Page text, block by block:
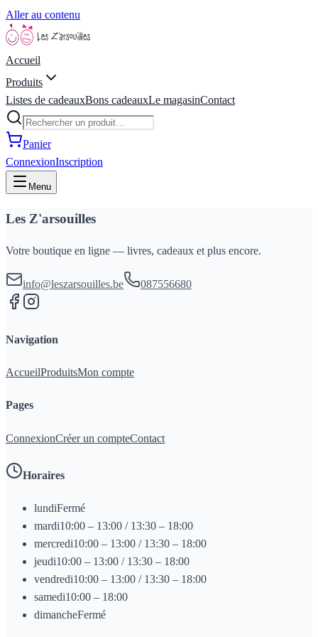
Aller au contenu
Accueil
Produits
Listes de cadeauxBons cadeauxLe magasinContact
Panier
ConnexionInscription
Menu
Les Z'arsouilles
Votre boutique en ligne — livres, cadeaux et plus encore.
info@leszarsouilles.be 087556680
Navigation
AccueilProduitsMon compte
Pages
ConnexionCréer un compteContact
Horaires
lundiFermé
mardi10:00 – 13:00 / 13:30 – 18:00
mercredi10:00 – 13:00 / 13:30 – 18:00
jeudi10:00 – 13:00 / 13:30 – 18:00
vendredi10:00 – 13:00 / 13:30 – 18:00
samedi10:00 – 18:00
dimancheFermé